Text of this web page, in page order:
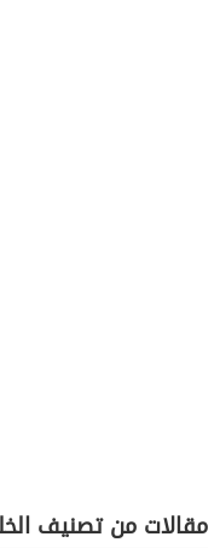
مقالات من تصنيف